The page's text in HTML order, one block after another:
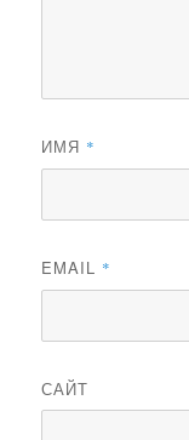
ИМЯ *
EMAIL *
САЙТ